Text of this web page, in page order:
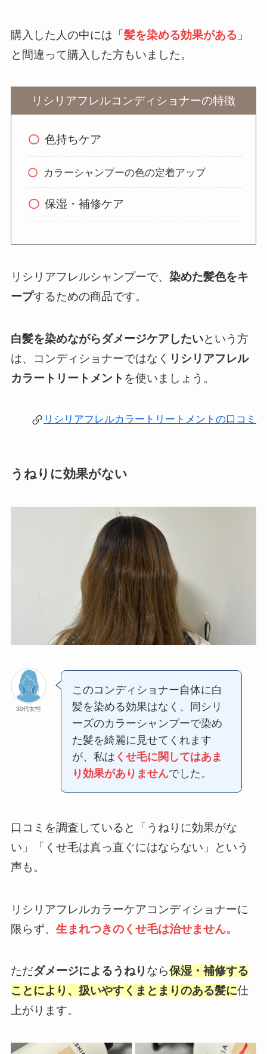
購入した人の中には「 髪を染める効果がある 」
と間違って購入した方もいました。
リシリアフレルコンディショナーの特徴
色持ちケア
カラーシャンプーの色の定着アップ
保湿・補修ケア
リシリアフレルシャンプーで、 染めた髪色をキ
ープするための商品です。
白髪を染めながらダメージケアしたいという方
は、コンディショナーではなく リシリアフレル
カラートリートメント を使いましょう。
リシリアフレルカラートリートメントの口コミ
うねりに効果がない
30代女性
このコンディショナー自体に白
髪を染める効果はなく、同シリ
ーズのカラーシャンプーで染め
た髪を綺麗に見せてくれます
が、私は くせ毛に関してはあま
り効果がありませんでした。
口コミを調査していると「うねりに効果がな
い」「くせ毛は真っ直ぐにはならない」という
声も。
リシリアフレルカラーケアコンディショナーに
限らず、 生まれつきのくせ毛は治せません。
ただダメージによるうねり なら保湿・補修する
ことにより、扱いやすくまとまりのある髪に仕
上がります。